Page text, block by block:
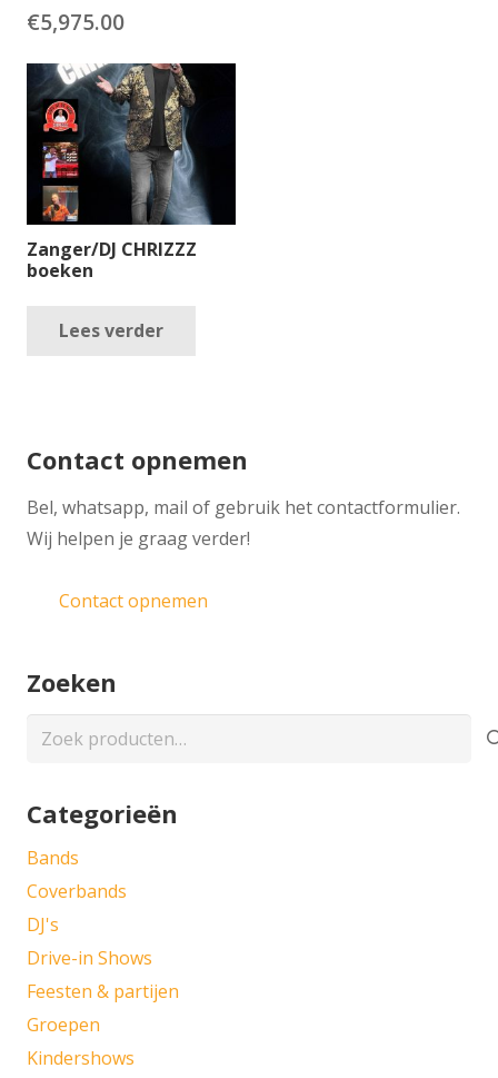
€5,975.00
Zanger/DJ CHRIZZZ
boeken
Lees verder
Contact opnemen
​Bel, whatsapp, mail of gebruik het contactformulier.
Wij helpen je graag verder!
Contact opnemen
Zoeken
Zoeken
Categorieën
Bands
Coverbands
DJ's
Drive-in Shows
Feesten & partijen
Groepen
Kindershows